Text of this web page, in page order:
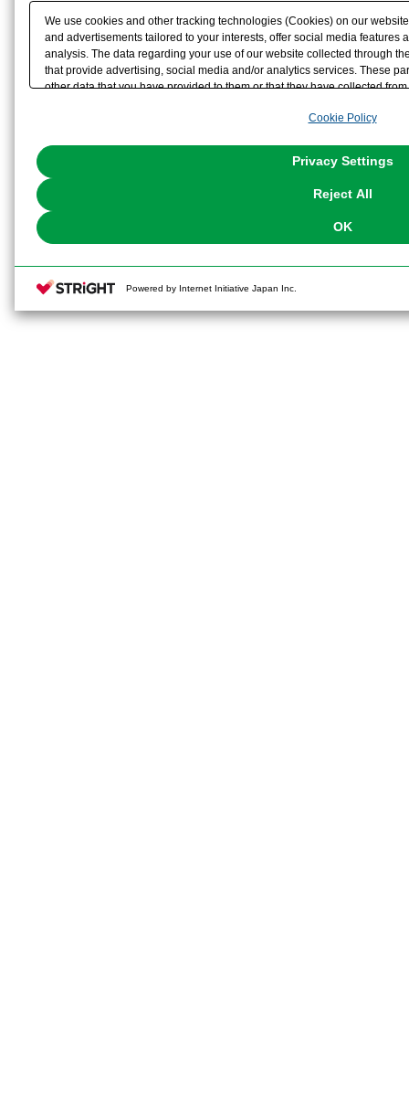
We use cookies and other tracking technologies (Cookies) on our
and advertisements tailored to your interests, offer social media features
analysis. The data regarding your use of our website collected through
that provide advertising, social media and/or analytics services. These
other data that you have provided to them or that they have collected
the use of all Cookies except for Strictly Necessary Cookies, please
You can change your consent or rejection settings at any time via
Cookie Policy
Privacy Settings
Reject All
OK
Powered by Internet Initiative Japan Inc.